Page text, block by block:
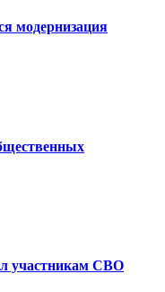
модернизация
участникам СВО